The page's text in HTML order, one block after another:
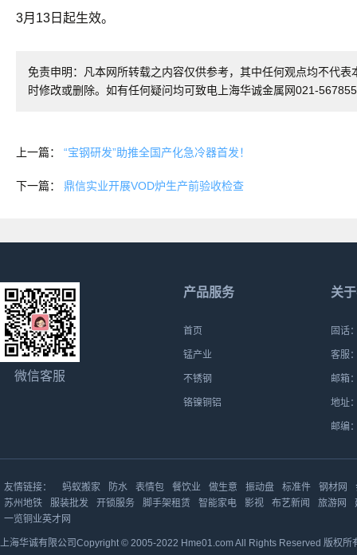
3月13日起生效。
免责申明：凡本网所转载之内容仅供参考，其中任何观点均不代
时修改或删除。如有任何疑问均可致电上海华诚金属网021-
上一篇： “宝钢研发”助推全国产化急冷器首发！
下一篇： 鼎信实业开展VOD炉生产前验收检查
微信客服
产品服务
首页
锰产业
不锈钢
铬镍铜铝
关
固话
客服
邮箱
地址
邮编
友情链接： 蚂蚁搬家 防水 表情包 餐饮业 做生意 振动盘 标准件 钢材网
苏州地铁
服装批发 开锁服务 脚手架租赁 智能家电 影视 布艺新闻 旅游网
一览铜业英才网
上海华诚有限公司Copyright © 2005-2022 Hme01.com All Rights Reserved 版权所